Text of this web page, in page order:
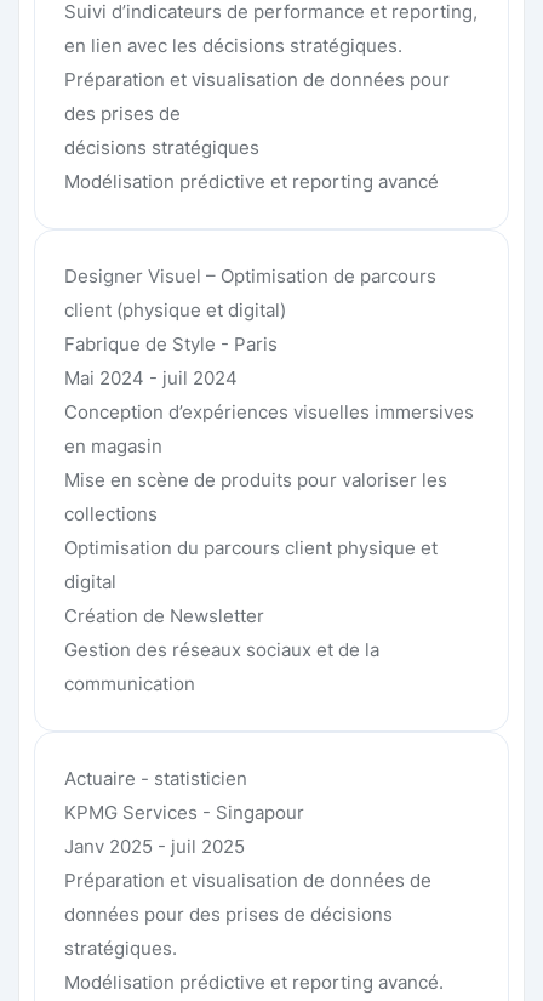
Suivi d’indicateurs de performance et reporting,
en lien avec les décisions stratégiques.
Préparation et visualisation de données pour
des prises de
décisions stratégiques
Modélisation prédictive et reporting avancé
Designer Visuel – Optimisation de parcours
client (physique et digital)
Fabrique de Style - Paris
Mai 2024 - juil 2024
Conception d’expériences visuelles immersives
en magasin
Mise en scène de produits pour valoriser les
collections
Optimisation du parcours client physique et
digital
Création de Newsletter
Gestion des réseaux sociaux et de la
communication
Actuaire - statisticien
KPMG Services - Singapour
Janv 2025 - juil 2025
Préparation et visualisation de données de
données pour des prises de décisions
stratégiques.
Modélisation prédictive et reporting avancé.